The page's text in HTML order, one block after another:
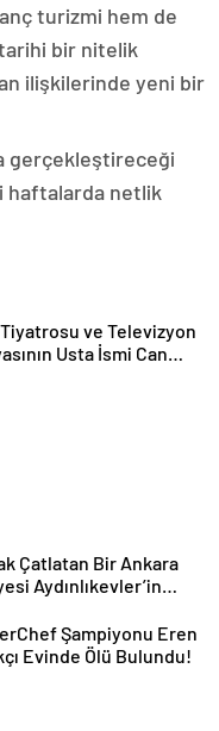
turizmi hem de
tarihi bir nitelik
ilişkilerinde yeni bir
gerçekleştireceği
haftalarda netlik
ve Televizyon
Usta İsmi Can
Çatlatan Bir Ankara
Aydınlıkevler’in
Şampiyonu Eren
Evinde Ölü Bulundu!